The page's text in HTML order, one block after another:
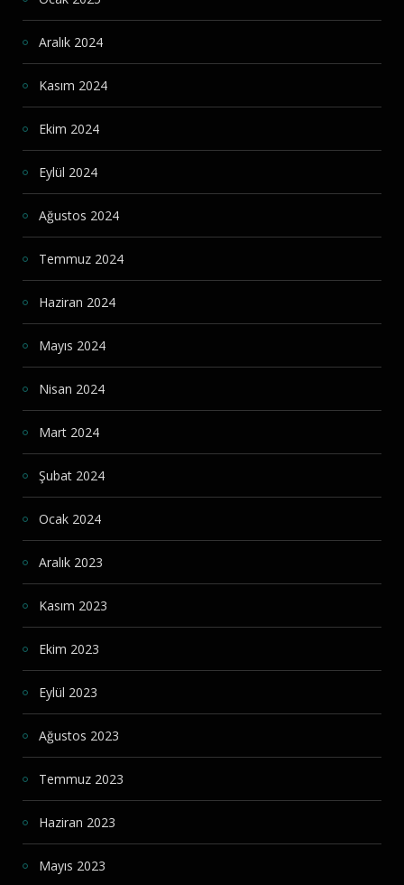
Aralık 2024
Kasım 2024
Ekim 2024
Eylül 2024
Ağustos 2024
Temmuz 2024
Haziran 2024
Mayıs 2024
Nisan 2024
Mart 2024
Şubat 2024
Ocak 2024
Aralık 2023
Kasım 2023
Ekim 2023
Eylül 2023
Ağustos 2023
Temmuz 2023
Haziran 2023
Mayıs 2023